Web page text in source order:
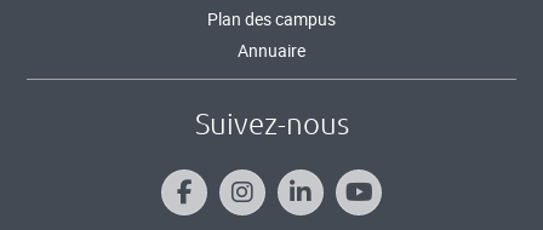
Plan des campus
Annuaire
Suivez-nous